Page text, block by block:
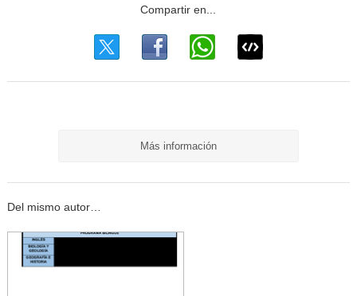
Más información
Del mismo autor…